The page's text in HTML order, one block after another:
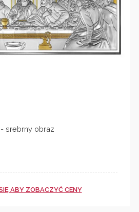
srebrny obraz
ABY ZOBACZYĆ CENY